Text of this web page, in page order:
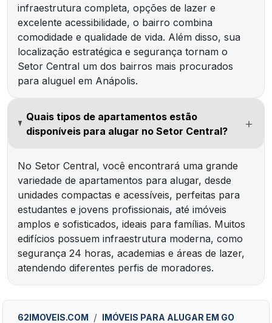
infraestrutura completa, opções de lazer e
excelente acessibilidade, o bairro combina
comodidade e qualidade de vida. Além disso, sua
localização estratégica e segurança tornam o
Setor Central um dos bairros mais procurados
para aluguel em Anápolis.
Quais tipos de apartamentos estão
disponíveis para alugar no Setor Central?
No Setor Central, você encontrará uma grande
variedade de apartamentos para alugar, desde
unidades compactas e acessíveis, perfeitas para
estudantes e jovens profissionais, até imóveis
amplos e sofisticados, ideais para famílias. Muitos
edifícios possuem infraestrutura moderna, como
segurança 24 horas, academias e áreas de lazer,
atendendo diferentes perfis de moradores.
62IMOVEIS.COM
IMÓVEIS PARA ALUGAR EM GO